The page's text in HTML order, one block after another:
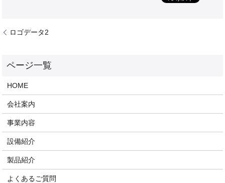
ロゴデータ2
HOME
会社案内
事業内容
設備紹介
製品紹介
よくあるご質問